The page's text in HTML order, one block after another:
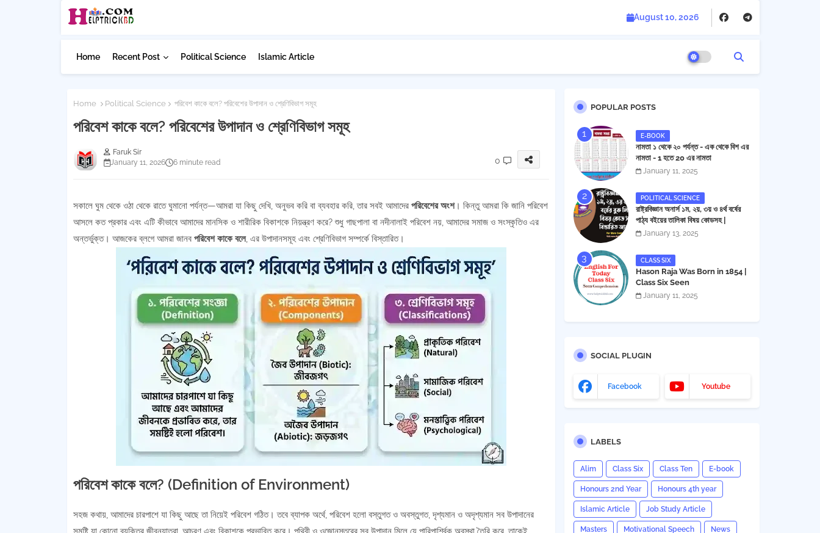
August 10, 2026
Home Recent Post Political Science Islamic Article
Home Political Science পরিবেশ কাকে বলে? পরিবেশের উপাদান ও শ্রেণিবিভাগ সমূহ
পরিবেশ কাকে বলে? পরিবেশের উপাদান ও শ্রেণিবিভাগ সমূহ
Faruk Sir
January 11, 2026
6 minute read 0
সকালে ঘুম থেকে ওঠা থেকে রাতে ঘুমানো পর্যন্ত—আমরা যা কিছু দেখি, অনুভব করি বা ব্যবহার করি, তার সবই আমাদের পরিবেশের অংশ। কিন্তু আমরা কি জানি পরিবেশ
আসলে কত প্রকার এবং এটি কীভাবে আমাদের মানসিক ও শারীরিক বিকাশকে নিয়ন্ত্রণ করে? শুধু গাছপালা বা নদীনালাই পরিবেশ নয়, আমাদের সমাজ ও সংস্কৃতিও এর
অন্তর্ভুক্ত। আজকের ব্লগে আমরা জানব পরিবেশ কাকে বলে, এর উপাদানসমূহ এবং শ্রেণিবিভাগ সম্পর্কে বিস্তারিত।
পরিবেশ কাকে বলে? (Definition of Environment)
সহজ কথায়, আমাদের চারপাশে যা কিছু আছে তা নিয়েই পরিবেশ গঠিত। তবে ব্যাপক অর্থে, পরিবেশ হলো বস্তুগত ও অবস্তুগত, দৃশ্যমান ও অদৃশ্যমান সব উপাদানের
POPULAR POSTS
E-BOOK
নামতা ১ থেকে ২০ পর্যন্ত - এক থেকে বিশ এর
নামতা - 1 হতে 20 এর নামতা
January 11, 2025
POLITICAL SCIENCE
রাষ্ট্রবিজ্ঞান অনার্স ১ম, ২য়, ৩য় ও ৪র্থ বর্ষের
পাঠ্য বইয়ের তালিকা বিষয় কোডসহ |
Political Science Honors 1st,
List
January 13, 2025
CLASS SIX
Hason Raja Was Born in 1854 |
Class Six Seen
Comprehension
January 11, 2025
SOCIAL PLUGIN
Facebook Youtube
LABELS
Alim Class Six Class Ten E-book
Honours 2nd Year Honours 4th year
Islamic Article Job Study Article
Masters Motivational Speech News